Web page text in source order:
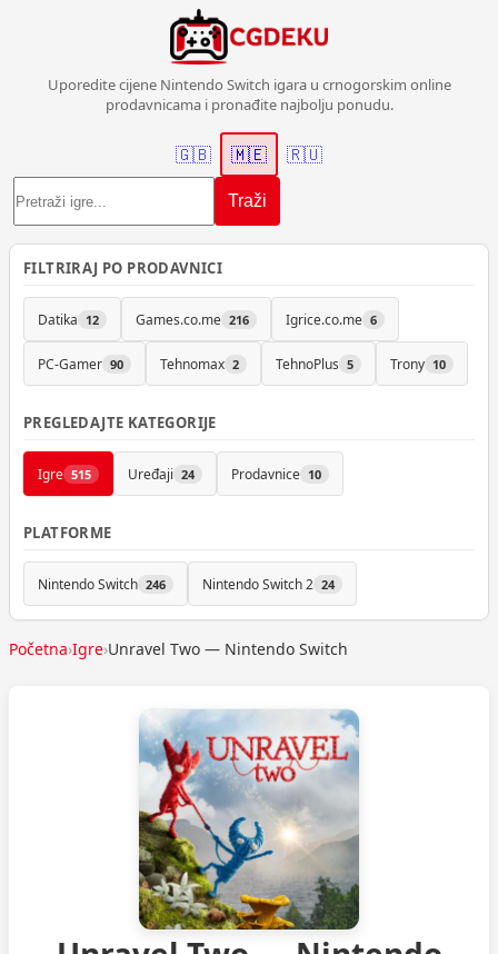
Uporedite cijene Nintendo Switch igara u crnogorskim online
prodavnicama i pronađite najbolju ponudu.
Traži
🇬🇧 🇲🇪 🇷🇺
FILTRIRAJ PO PRODAVNICI
Datika 12 Games.co.me 216 Igrice.co.me 6
PC-Gamer 90 Tehnomax 2 TehnoPlus 5 Trony 10
PREGLEDAJTE KATEGORIJE
Igre 515 Uređaji 24 Prodavnice 10
PLATFORME
Nintendo Switch 246 Nintendo Switch 2 24
Početna›Igre›Unravel Two — Nintendo Switch